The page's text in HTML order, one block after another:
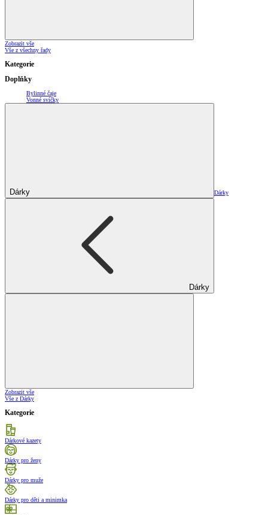
Zobrazit vše
Vše z všechny řady
Kategorie
Doplňky
Bylinné čaje
Vonné svíčky
Dárky Dárky
Dárky
Zobrazit vše
Vše z Dárky
Kategorie
Dárkové kazety
Dárky pro ženy
Dárky pro muže
Dárky pro děti a minimka